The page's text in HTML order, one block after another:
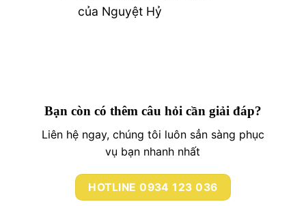
của Nguyệt Hỷ
Bạn còn có thêm câu hỏi cần giải đáp?
Liên hệ ngay, chúng tôi luôn sẳn sàng phục
vụ bạn nhanh nhất
HOTLINE 0934 123 036